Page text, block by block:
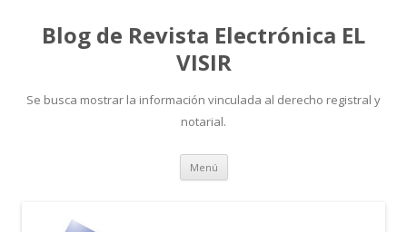
Blog de Revista Electrónica EL
VISIR
Se busca mostrar la información vinculada al derecho registral y
notarial.
Menú Ir
contenido